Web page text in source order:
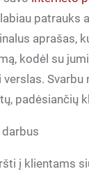
patrauks
aprašas,
kodėl su
verslas.
padėsiančių
į klientams